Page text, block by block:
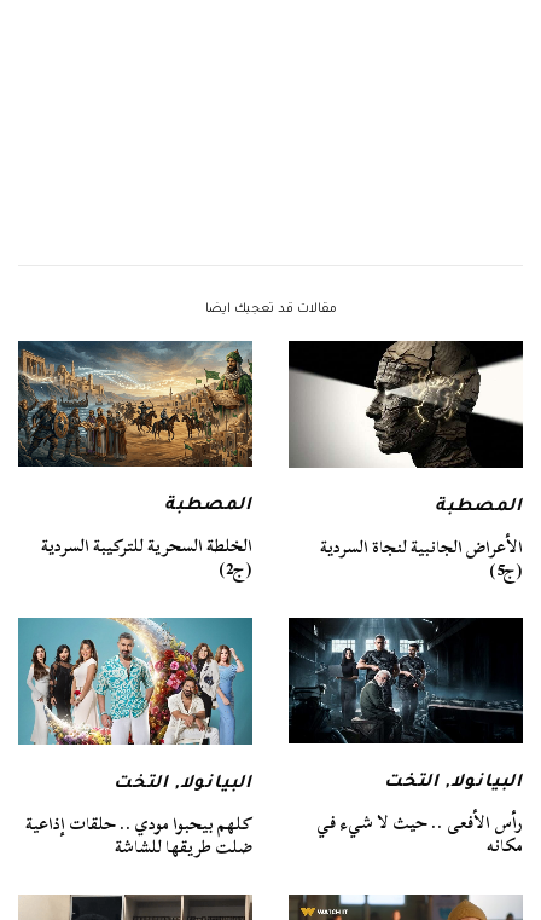
مقالات قد تعجبك ايضا
المصطبة
الأعراض الجانبية لنجاة السردية
(ج5)
المصطبة
الخلطة السحرية للتركيبة السردية
(ج2)
البيانولا,التخت
رأس الأفعى .. حيث لا شيء في
مكانه
البيانولا,التخت
كلهم بيحبوا مودي .. حلقات إذاعية
ضلت طريقها للشاشة